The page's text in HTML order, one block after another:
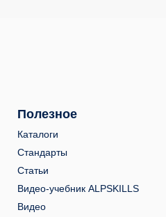
Полезное
Каталоги
Стандарты
Статьи
Видео-учебник ALPSKILLS
Видео